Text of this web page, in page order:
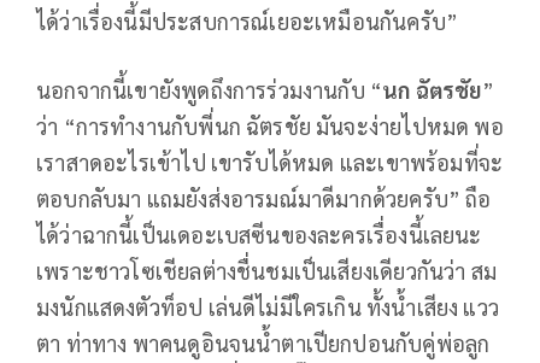
ได้ว่าเรื่องนี้มีประสบการณ์เยอะเหมือนกันครับ”
นอกจากนี้เขายังพูดถึงการร่วมงานกับ “นก ฉัตรชัย”
ว่า “การทำงานกับพี่นก ฉัตรชัย มันจะง่ายไปหมด พอ
เราสาดอะไรเข้าไป เขารับได้หมด และเขาพร้อมที่จะ
ตอบกลับมา แถมยังส่งอารมณ์มาดีมากด้วยครับ” ถือ
ได้ว่าฉากนี้เป็นเดอะเบสซีนของละครเรื่องนี้เลยนะ
เพราะชาวโซเชียลต่างชื่นชมเป็นเสียงเดียวกันว่า สม
มงนักแสดงตัวท็อป เล่นดีไม่มีใครเกิน ทั้งน้ำเสียง แวว
ตา ท่าทาง พาคนดูอินจนน้ำตาเปียกปอนกับคู่พ่อลูก